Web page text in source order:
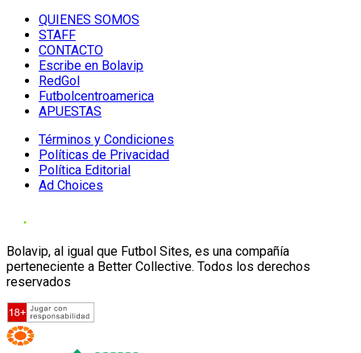
QUIENES SOMOS
STAFF
CONTACTO
Escribe en Bolavip
RedGol
Futbolcentroamerica
APUESTAS
Términos y Condiciones
Políticas de Privacidad
Política Editorial
Ad Choices
Bolavip, al igual que Futbol Sites, es una compañía
perteneciente a Better Collective. Todos los derechos
reservados